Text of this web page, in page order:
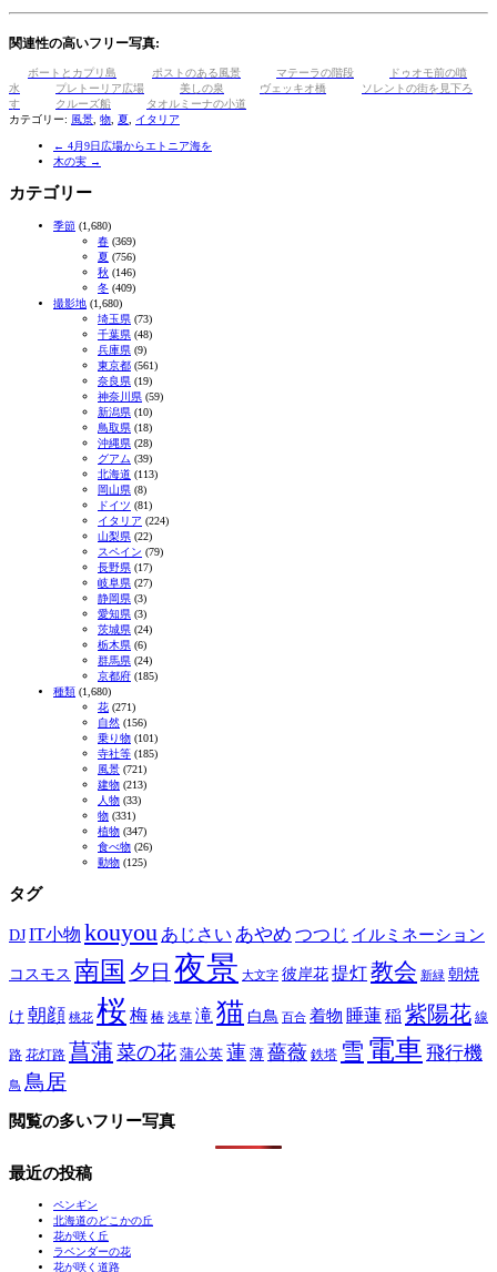
関連性の高いフリー写真:
ボートとカプリ島 ポストのある風景 マテーラの階段
ドゥオモ前の噴
水
プレトーリア広場 美しの泉 ヴェッキオ橋
ソレントの街を見下ろ
す
クルーズ船
タオルミーナの小道
カテゴリー: 風景 物 夏 イタリア
← 4月9日広場からエトニア海を
木の実 →
カテゴリー
季節 (1,680)
春 (369)
夏 (756)
秋 (146)
冬 (409)
撮影地 (1,680)
埼玉県 (73)
千葉県 (48)
兵庫県 (9)
東京都 (561)
奈良県 (19)
神奈川県 (59)
新潟県 (10)
鳥取県 (18)
沖縄県 (28)
グアム (39)
北海道 (113)
岡山県 (8)
ドイツ (81)
イタリア (224)
山梨県 (22)
スペイン (79)
長野県 (17)
岐阜県 (27)
静岡県 (3)
愛知県 (3)
茨城県 (24)
栃木県 (6)
群馬県 (24)
京都府 (185)
種類 (1,680)
花 (271)
自然 (156)
乗り物 (101)
寺社等 (185)
風景 (721)
建物 (213)
人物 (33)
物 (331)
植物 (347)
食べ物 (26)
動物 (125)
タグ
DJIT小物 kouyou あじさい あやめ つつじ イルミネーション
コスモス 南国 夕日 夜景 大文字 彼岸花提灯教会 新緑 朝焼
け 朝顔 桃花 桜 梅 椿 浅草 滝猫 白鳥 百合 着物 睡蓮 稲紫陽花 線
路 花灯路 菖蒲 菜の花 蒲公英 蓮 薄 薔薇 鉄塔 雪 電車 飛行機
鳥 鳥居
閲覧の多いフリー写真
最近の投稿
ペンギン
北海道のどこかの丘
花が咲く丘
ラベンダーの花
花が咲く道路